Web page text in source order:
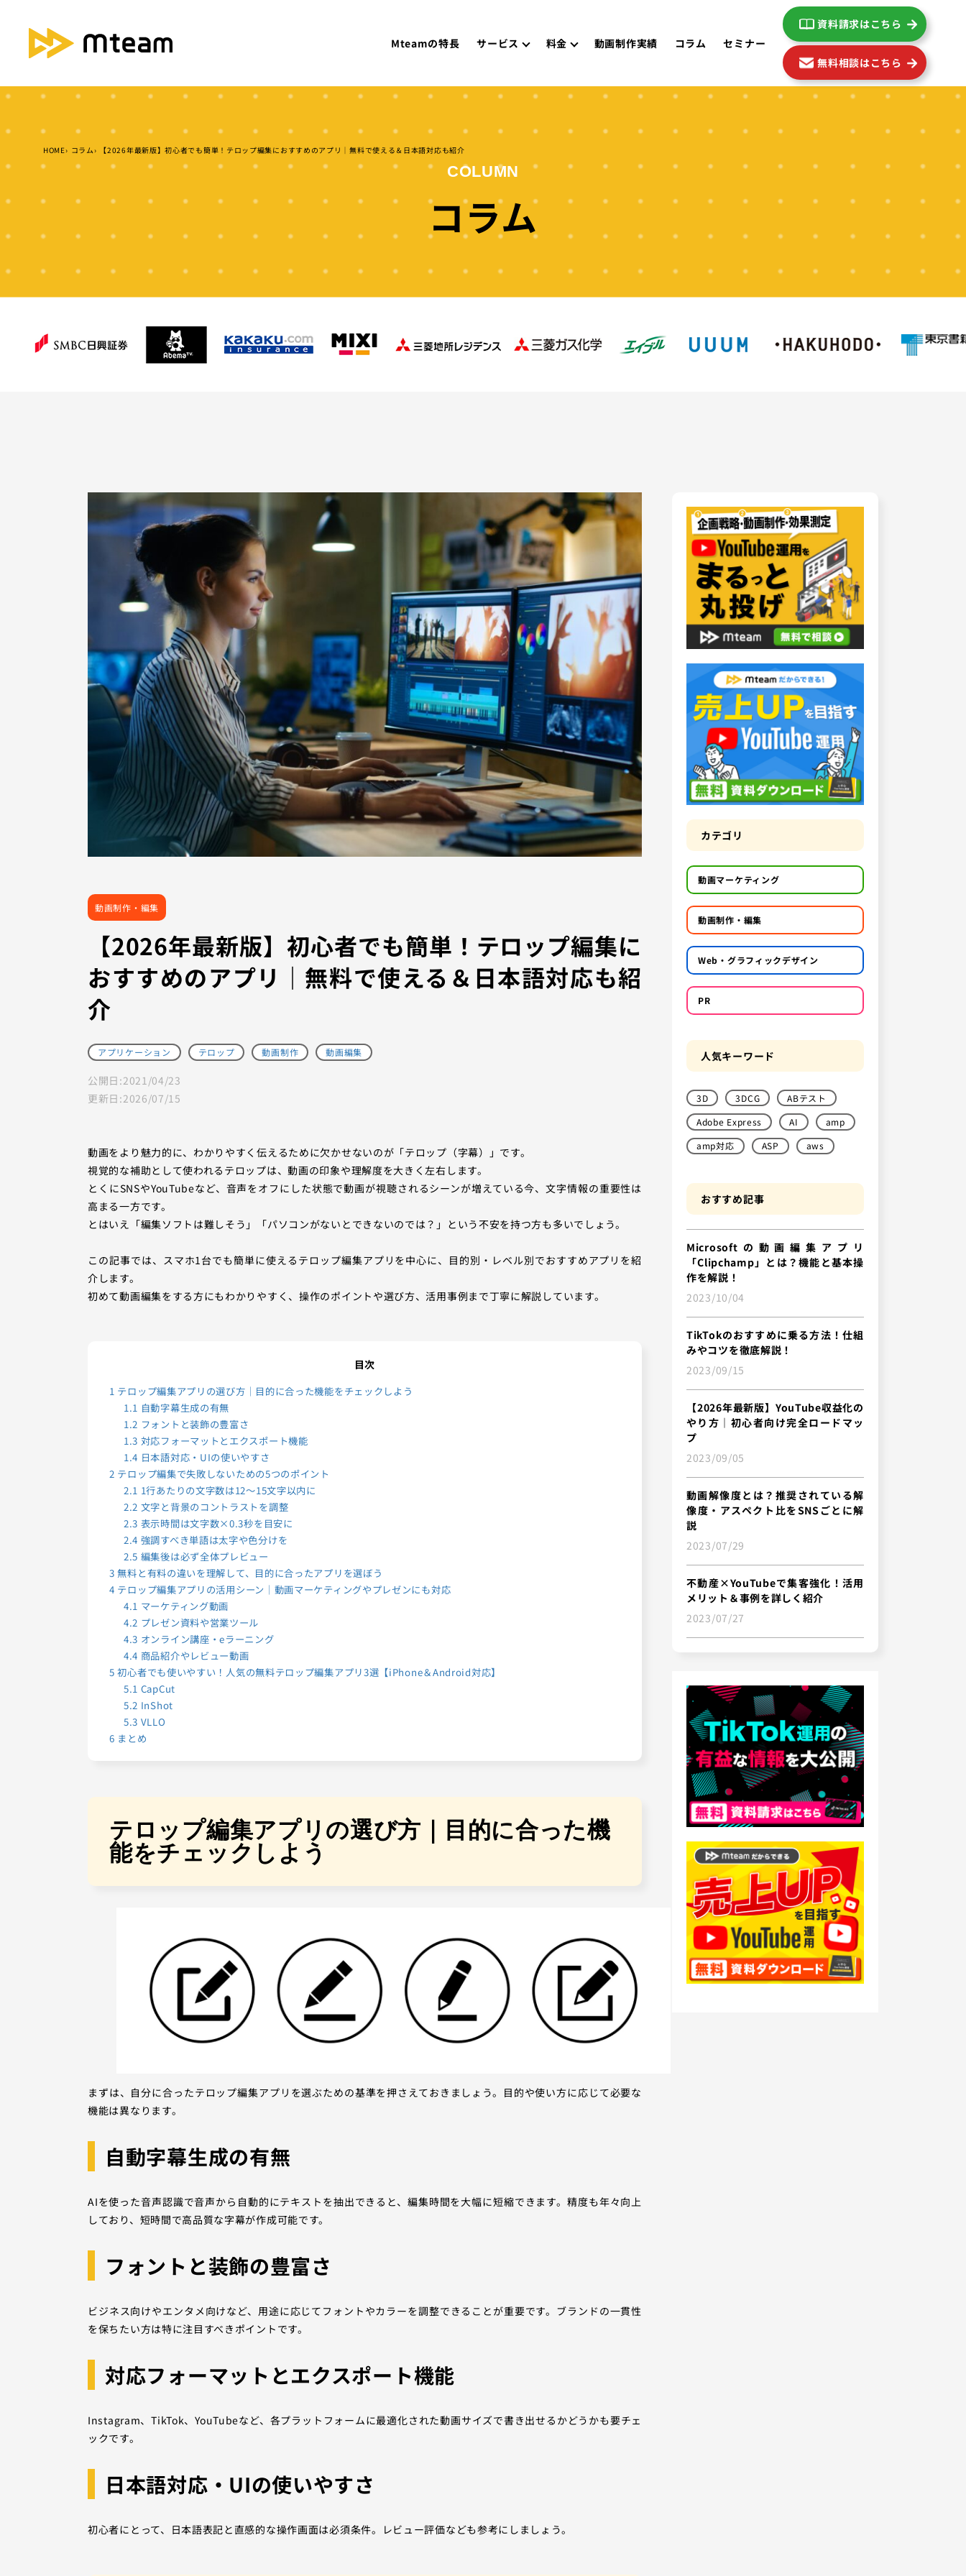
Mteamの特長 サービス 料金 動画制作実績 コラム セミナー
資料請求はこちら
無料相談はこちら
HOME コラム 【2026年最新版】初心者でも簡単！テロップ編集におすすめのアプリ｜無料で使える＆日本語対応も紹介
COLUMN
コラム
動画制作・編集
【2026年最新版】初心者でも簡単！テロップ編集に
おすすめのアプリ｜無料で使える＆日本語対応も紹
介
アプリケーション テロップ 動画制作 動画編集
公開日:2021/04/23
更新日:2026/07/15
動画をより魅力的に、わかりやすく伝えるために欠かせないのが「テロップ（字幕）」です。
視覚的な補助として使われるテロップは、動画の印象や理解度を大きく左右します。
とくにSNSやYouTubeなど、音声をオフにした状態で動画が視聴されるシーンが増えている今、文字情報の重要性は
高まる一方です。
とはいえ「編集ソフトは難しそう」「パソコンがないとできないのでは？」という不安を持つ方も多いでしょう。
この記事では、スマホ1台でも簡単に使えるテロップ編集アプリを中心に、目的別・レベル別でおすすめアプリを紹
介します。
初めて動画編集をする方にもわかりやすく、操作のポイントや選び方、活用事例まで丁寧に解説しています。
目次
1 テロップ編集アプリの選び方｜目的に合った機能をチェックしよう
1.1 自動字幕生成の有無
1.2 フォントと装飾の豊富さ
1.3 対応フォーマットとエクスポート機能
1.4 日本語対応・UIの使いやすさ
2 テロップ編集で失敗しないための5つのポイント
2.1 1行あたりの文字数は12～15文字以内に
2.2 文字と背景のコントラストを調整
2.3 表示時間は文字数×0.3秒を目安に
2.4 強調すべき単語は太字や色分けを
2.5 編集後は必ず全体プレビュー
3 無料と有料の違いを理解して、目的に合ったアプリを選ぼう
4 テロップ編集アプリの活用シーン｜動画マーケティングやプレゼンにも対応
4.1 マーケティング動画
4.2 プレゼン資料や営業ツール
4.3 オンライン講座・eラーニング
4.4 商品紹介やレビュー動画
5 初心者でも使いやすい！人気の無料テロップ編集アプリ3選【iPhone＆Android対応】
5.1 CapCut
5.2 InShot
5.3 VLLO
6 まとめ
テロップ編集アプリの選び方｜目的に合った機
能をチェックしよう
まずは、自分に合ったテロップ編集アプリを選ぶための基準を押さえておきましょう。目的や使い方に応じて必要な
機能は異なります。
自動字幕生成の有無
AIを使った音声認識で音声から自動的にテキストを抽出できると、編集時間を大幅に短縮できます。精度も年々向上
しており、短時間で高品質な字幕が作成可能です。
フォントと装飾の豊富さ
ビジネス向けやエンタメ向けなど、用途に応じてフォントやカラーを調整できることが重要です。ブランドの一貫性
を保ちたい方は特に注目すべきポイントです。
対応フォーマットとエクスポート機能
Instagram、TikTok、YouTubeなど、各プラットフォームに最適化された動画サイズで書き出せるかどうかも要チェ
ックです。
日本語対応・UIの使いやすさ
初心者にとって、日本語表記と直感的な操作画面は必須条件。レビュー評価なども参考にしましょう。
カテゴリ
動画マーケティング
動画制作・編集
Web・グラフィックデザイン
PR
人気キーワード
3D 3DCG
ABテスト
Adobe Express
AI
amp
amp対応
ASP aws
おすすめ記事
Microsoftの動画編集アプリ
「Clipchamp」とは？機能と基本操
作を解説！
2023/10/04
TikTokのおすすめに乗る方法！仕組
みやコツを徹底解説！
2023/09/15
【2026年最新版】YouTube収益化の
やり方｜初心者向け完全ロードマッ
プ
2023/09/05
動画解像度とは？推奨されている解
像度・アスペクト比をSNSごとに解
説
2023/07/29
不動産×YouTubeで集客強化！活用
メリット＆事例を詳しく紹介
2023/07/27